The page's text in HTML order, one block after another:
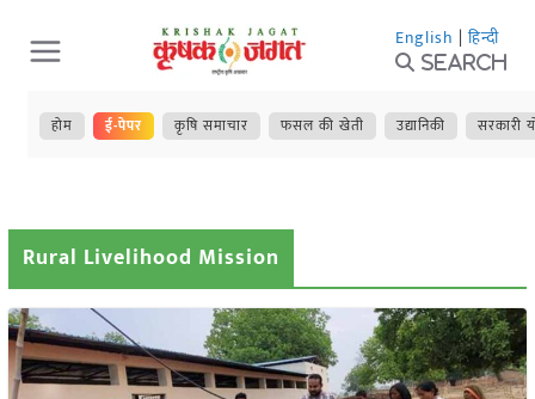
Skip
to
content
English | हिन्दी
Search
होम ई-पेपर कृषि समाचार फसल की खेती उद्यानिकी सरकारी
Rural Livelihood Mission